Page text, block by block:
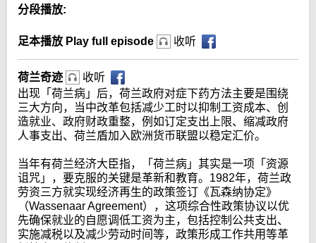
分段播放:
足本播放 Play full episode 收听
荷兰奇迹
收听
出现「荷兰病」后，荷兰政府对症下药方法主要是围绕
三大方向，当中改革包括减少工时以抑制工资成本、创
造就业、政府财政重整，例如订定支出上限、缩减政府
人事支出、荷兰盾加入欧洲货币联盟以稳定汇价。
当年有荷兰经济大臣指，「荷兰病」其实是一项「资源
诅咒」，要克服的关键是革新和教育。1982年，荷兰政
劳资三方就实现经济再生的政策签订《瓦森纳协定》
（Wassenaar Agreement），这项综合性政策协议以优
先确保就业的自愿调低工资为主，包括控制公共支出、
实施减税以及减少劳动时间等，政策形成工作共用等革